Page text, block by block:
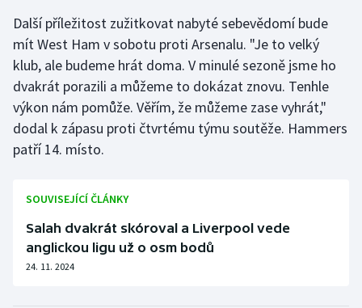
Triatlon
Veslování
Vodní slalom
Ostatní
Další příležitost zužitkovat nabyté sebevědomí bude
mít West Ham v sobotu proti Arsenalu. "Je to velký
klub, ale budeme hrát doma. V minulé sezoně jsme ho
dvakrát porazili a můžeme to dokázat znovu. Tenhle
výkon nám pomůže. Věřím, že můžeme zase vyhrát,"
dodal k zápasu proti čtvrtému týmu soutěže. Hammers
patří 14. místo.
SOUVISEJÍCÍ ČLÁNKY
Salah dvakrát skóroval a Liverpool vede
anglickou ligu už o osm bodů
24. 11. 2024